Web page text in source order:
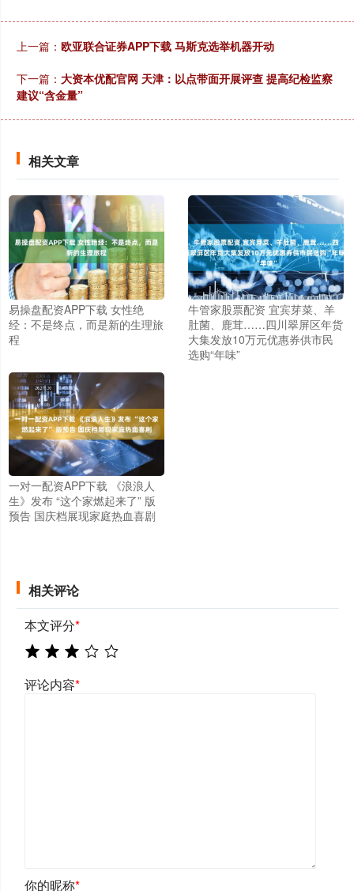
上一篇： 欧亚联合证券APP下载 马斯克选举机器开动
下一篇： 大资本优配官网 天津：以点带面开展评查 提高纪检监察
建议“含金量”
相关文章
易操盘配资APP下载 女性绝
经：不是终点，而是新的生理旅
程
牛管家股票配资 宜宾芽菜、羊
肚菌、鹿茸……四川翠屏区年货
大集发放10万元优惠券供市民
选购“年味”
一对一配资APP下载 《浪浪人
生》发布 “这个家燃起来了” 版
预告 国庆档展现家庭热血喜剧
相关评论
本文评分*
评论内容*
你的昵称*